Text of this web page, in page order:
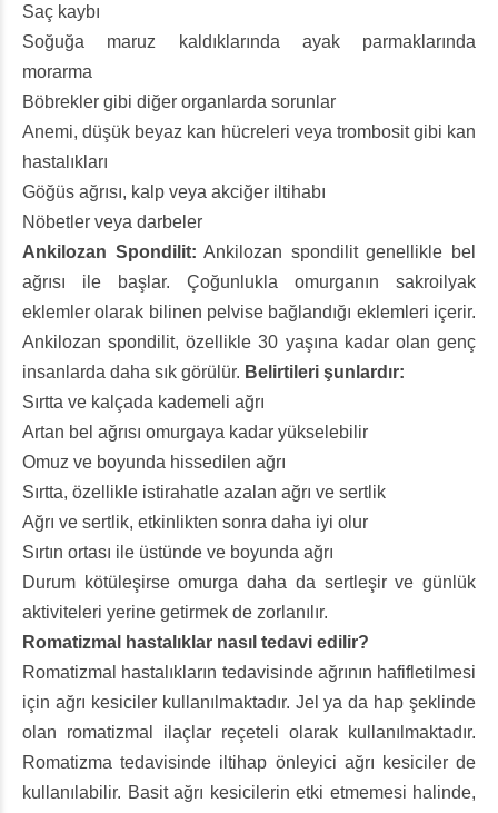
Saç kaybı
Soğuğa maruz kaldıklarında ayak parmaklarında
morarma
Böbrekler gibi diğer organlarda sorunlar
Anemi, düşük beyaz kan hücreleri veya trombosit gibi kan
hastalıkları
Göğüs ağrısı, kalp veya akciğer iltihabı
Nöbetler veya darbeler
Ankilozan Spondilit: Ankilozan spondilit genellikle bel
ağrısı ile başlar. Çoğunlukla omurganın sakroilyak
eklemler olarak bilinen pelvise bağlandığı eklemleri içerir.
Ankilozan spondilit, özellikle 30 yaşına kadar olan genç
insanlarda daha sık görülür. Belirtileri şunlardır:
Sırtta ve kalçada kademeli ağrı
Artan bel ağrısı omurgaya kadar yükselebilir
Omuz ve boyunda hissedilen ağrı
Sırtta, özellikle istirahatle azalan ağrı ve sertlik
Ağrı ve sertlik, etkinlikten sonra daha iyi olur
Sırtın ortası ile üstünde ve boyunda ağrı
Durum kötüleşirse omurga daha da sertleşir ve günlük
aktiviteleri yerine getirmek de zorlanılır.
Romatizmal hastalıklar nasıl tedavi edilir?
Romatizmal hastalıkların tedavisinde ağrının hafifletilmesi
için ağrı kesiciler kullanılmaktadır. Jel ya da hap şeklinde
olan romatizmal ilaçlar reçeteli olarak kullanılmaktadır.
Romatizma tedavisinde iltihap önleyici ağrı kesiciler de
kullanılabilir. Basit ağrı kesicilerin etki etmemesi halinde,